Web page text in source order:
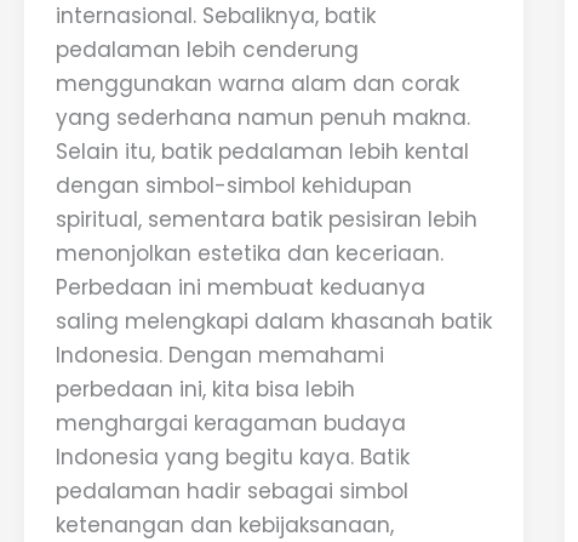
internasional. Sebaliknya, batik
pedalaman lebih cenderung
menggunakan warna alam dan corak
yang sederhana namun penuh makna.
Selain itu, batik pedalaman lebih kental
dengan simbol-simbol kehidupan
spiritual, sementara batik pesisiran lebih
menonjolkan estetika dan keceriaan.
Perbedaan ini membuat keduanya
saling melengkapi dalam khasanah batik
Indonesia. Dengan memahami
perbedaan ini, kita bisa lebih
menghargai keragaman budaya
Indonesia yang begitu kaya. Batik
pedalaman hadir sebagai simbol
ketenangan dan kebijaksanaan,